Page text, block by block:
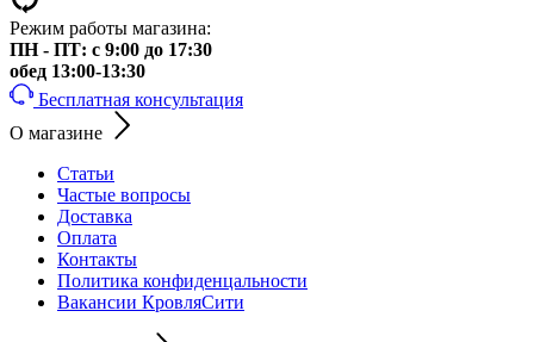
Режим работы магазина:
ПН - ПТ: с 9:00 до 17:30
обед 13:00-13:30
Бесплатная консультация
О магазине
Статьи
Частые вопросы
Доставка
Оплата
Контакты
Политика конфиденцальности
Вакансии КровляСити